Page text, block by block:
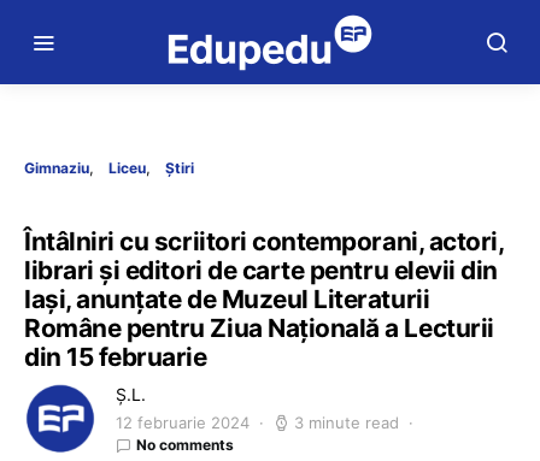
Gimnaziu Liceu Știri
Întâlniri cu scriitori contemporani, actori,
librari și editori de carte pentru elevii din
Iași, anunțate de Muzeul Literaturii
Române pentru Ziua Națională a Lecturii
din 15 februarie
Ș.L.
12 februarie 2024 3 minute read
No comments